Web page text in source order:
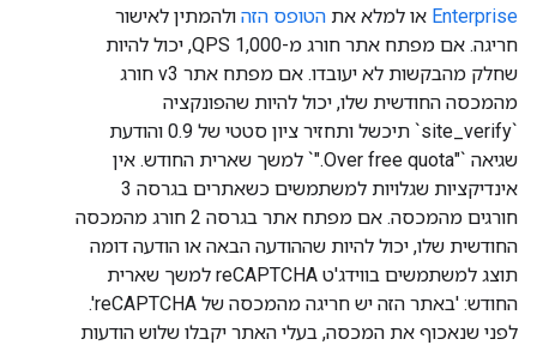
Enterprise או למלא את הטופס הזה ולהמתין לאישור
חריגה. אם מפתח אתר חורג מ-1,000 QPS, יכול להיות
שחלק מהבקשות לא יעובדו. אם מפתח אתר v3 חורג
מהמכסה החודשית שלו, יכול להיות שהפונקציה
`site_verify` תיכשל ותחזיר ציון סטטי של 0.9 והודעת
שגיאה `"Over free quota."` למשך שארית החודש. אין
אינדיקציות שגלויות למשתמשים כשאתרים בגרסה 3
חורגים מהמכסה. אם מפתח אתר בגרסה 2 חורג מהמכסה
החודשית שלו, יכול להיות שההודעה הבאה או הודעה דומה
תוצג למשתמשים בווידג'ט reCAPTCHA למשך שארית
החודש: 'באתר הזה יש חריגה מהמכסה של reCAPTCHA'.
לפני שנאכוף את המכסה, בעלי האתר יקבלו שלוש הודעות